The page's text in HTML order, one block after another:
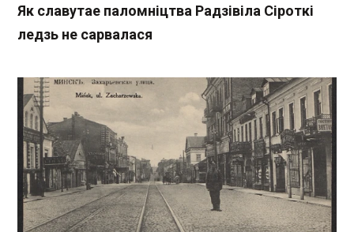
Як славутае паломніцтва Радзівіла Сіроткі
ледзь не сарвалася